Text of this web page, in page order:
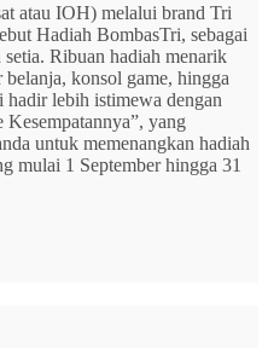
atau IOH) melalui brand Tri
Hadiah BombasTri, sebagai
Ribuan hadiah menarik
konsol game, hingga
lebih istimewa dengan
yang
untuk memenangkan hadiah
mulai 1 September hingga 31